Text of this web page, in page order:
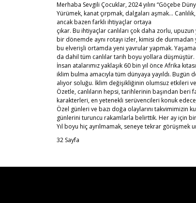
Merhaba Sevgili Çocuklar, 2024 yılını “Göçebe
Yürümek, kanat çırpmak, dalgaları aşmak…
ancak bazen farklı ihtiyaçlar ortaya
çıkar. Bu ihtiyaçlar canlıları çok daha zorlu,
bir dönemde aynı rotayı izler, kimisi de durmadan
bu elverişli ortamda yeni yavrular yapmak.
da dahil tüm canlılar tarih boyu yollara
İnsan atalarımız yaklaşık 60 bin yıl önce Afrika
iklim bulma amacıyla tüm dünyaya yayıldı.
alıyor soluğu. İklim değişikliğinin olumsuz etkileri
Özetle, canlıların hepsi, tarihlerinin başından
karakterleri, en yetenekli serüvencileri konuk
Özel günleri ve bazı doğa olaylarını takvimimizin
günlerini turuncu rakamlarla belirttik. Her ay için
Yıl boyu hiç ayrılmamak, seneye tekrar görüşmek
32 Sayfa